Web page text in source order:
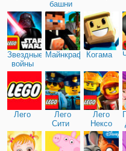
башни
Звездные
войны
МайнкрафтКогама
Лего
Лего
Сити
Лего
Нексо
Найтс